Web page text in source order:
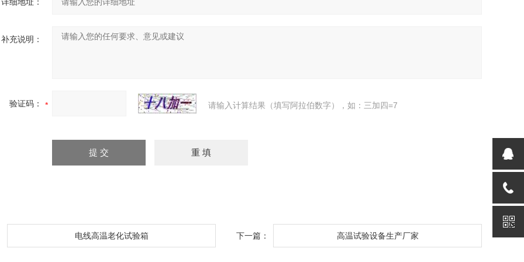
补充说明：
验证码： 请输入计算结果（填写阿拉伯数字），如：三加四=7
电线高温老化试验箱 下一篇： 高温试验设备生产厂家